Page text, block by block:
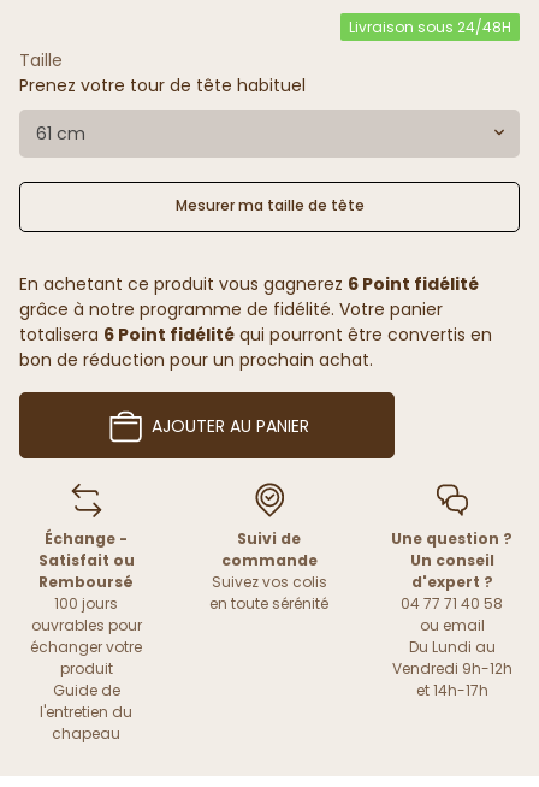
Livraison sous 24/48H
Taille
Prenez votre tour de tête habituel
61 cm
Mesurer ma taille de tête
En achetant ce produit vous gagnerez 6 Point fidélité
grâce à notre programme de fidélité. Votre panier
totalisera 6 Point fidélité qui pourront être convertis en
bon de réduction pour un prochain achat.
AJOUTER AU PANIER
Échange -
Satisfait ou
Remboursé
100 jours
ouvrables pour
échanger votre
produit
Guide de
l'entretien du
chapeau
Suivi de
commande
Suivez vos colis
en toute sérénité
Une question ?
Un conseil
d'expert ?
04 77 71 40 58
ou email
Du Lundi au
Vendredi 9h-12h
et 14h-17h